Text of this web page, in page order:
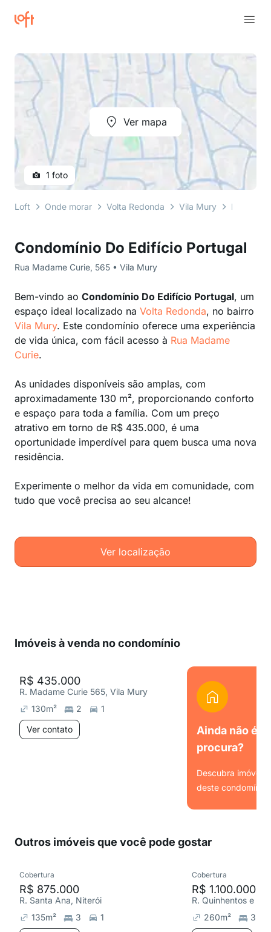
Condomínio Do Edifício Portugal
Rua Madame Curie, 565 • Vila Mury
Bem-vindo ao Condomínio Do Edifício Portugal, um
espaço ideal localizado na Volta Redonda, no bairro
Vila Mury. Este condomínio oferece uma experiência
de vida única, com fácil acesso à Rua Madame
Curie.
As unidades disponíveis são amplas, com
aproximadamente 130 m², proporcionando conforto
e espaço para toda a família. Com um preço
atrativo em torno de R$ 435.000, é uma
oportunidade imperdível para quem busca uma nova
residência.
Experimente o melhor da vida em comunidade, com
tudo que você precisa ao seu alcance!
Ver localização
Ver mapa
1 foto
Loft Onde morar Volta Redonda Vila Mury Rua
Imóveis à venda no condomínio
R$ 435.000
R. Madame Curie 565, Vila Mury
130m² 2
1
Ver contato
Ainda não é
procura?
Descubra imóveis
deste condomínio.
Outros imóveis que você pode gostar
Cobertura
R$ 875.000
R. Santa Ana, Niterói
135m² 3
1
Cobertura
R$ 1.100.000
260m²
3